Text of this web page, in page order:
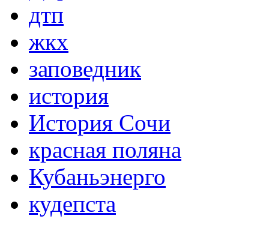
дтп
жкх
заповедник
история
История Сочи
красная поляна
Кубаньэнерго
кудепста